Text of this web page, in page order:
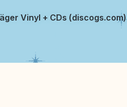
Vinyl + CDs (discogs.com)